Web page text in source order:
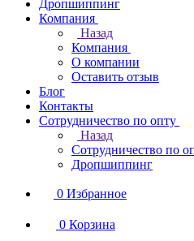
Дропшиппинг
Компания
Назад
Компания
О компании
Оставить отзыв
Блог
Контакты
Сотрудничество по опту
Назад
Сотрудничество по
Дропшиппинг
0 Избранное
0 Корзина